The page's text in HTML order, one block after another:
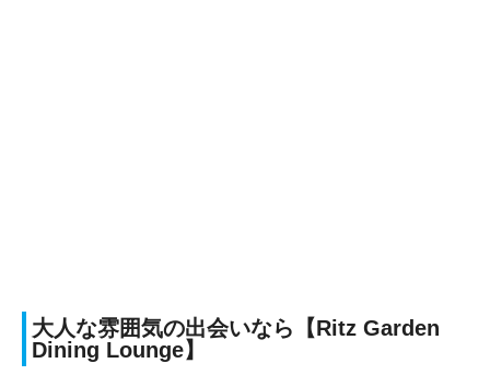
大人な雰囲気の出会いなら【Ritz Garden
Dining Lounge】